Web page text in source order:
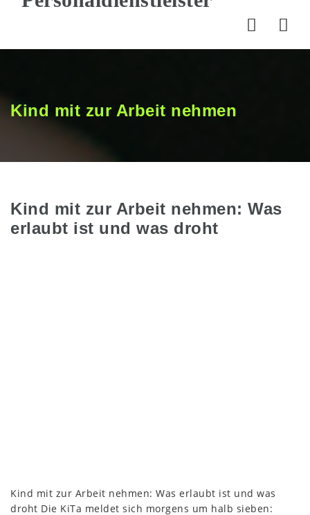
Kind mit zur Arbeit nehmen
Kind mit zur Arbeit nehmen: Was
erlaubt ist und was droht
Kind mit zur Arbeit nehmen: Was erlaubt ist und was
droht Die KiTa meldet sich morgens um halb sieben: